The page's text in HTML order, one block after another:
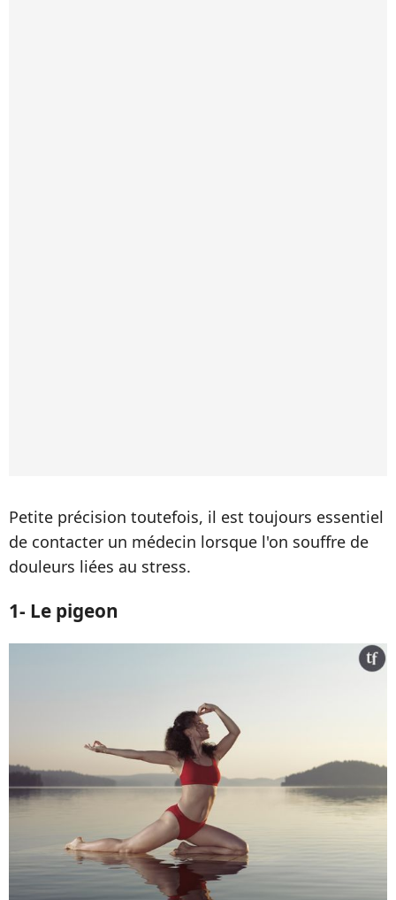
Petite précision toutefois, il est toujours essentiel
de contacter un médecin lorsque l'on souffre de
douleurs liées au stress.
1- Le pigeon